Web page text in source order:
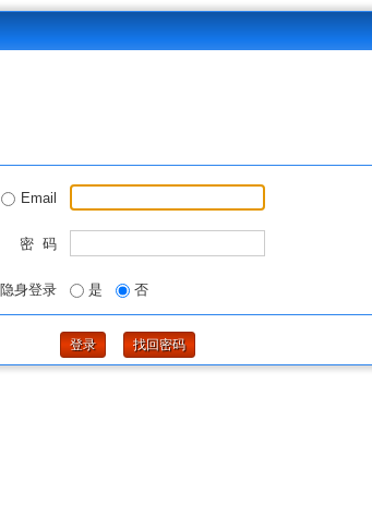
Email
密 码
隐身登录 是 否